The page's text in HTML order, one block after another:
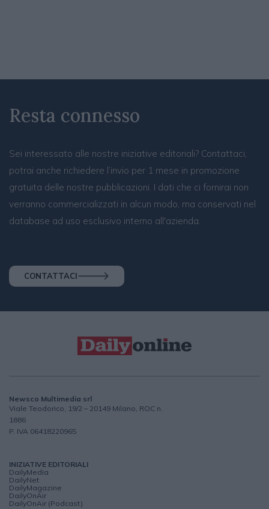
Resta connesso
Sei interessato alle nostre iniziative editoriali? Contattaci,
potrai anche richiedere l’invio per 1 mese in promozione
gratuita delle nostre pubblicazioni. I dati che ci fornirai non
verranno commercializzati in alcun modo, ma conservati nel
database ad uso esclusivo interno all'azienda.
CONTATTACI
Newsco Multimedia srl
Viale Teodorico, 19/2 – 20149 Milano, ROC n.
1886
P. IVA 06418220965
INIZIATIVE EDITORIALI
DailyMedia
DailyNet
DailyMagazine
DailyOnAir
DailyOnAir (Podcast)